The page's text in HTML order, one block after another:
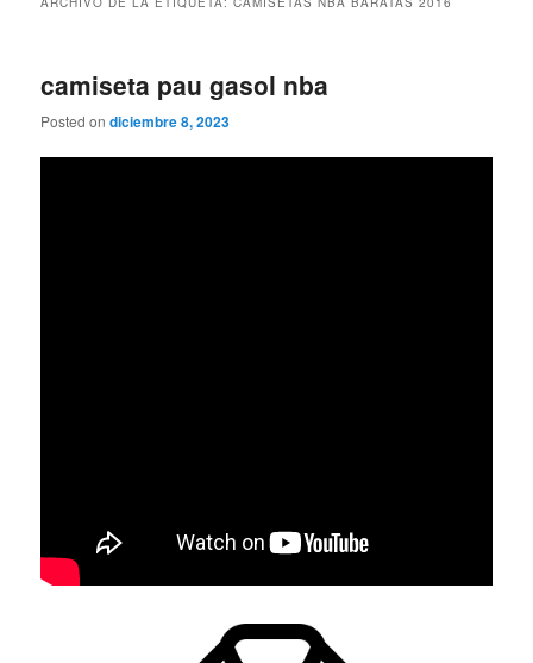
camiseta pau gasol nba
Posted ondiciembre 8, 2023